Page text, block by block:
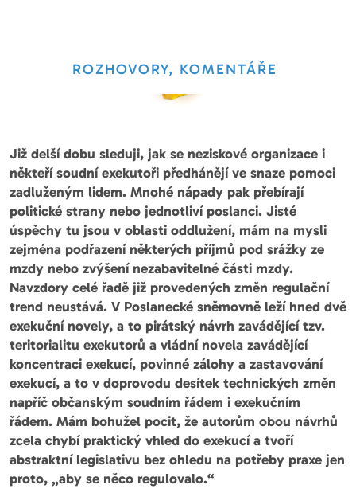
ROZHOVORY, KOMENTÁŘE
Již delší dobu sleduji, jak se neziskové organizace i
někteří soudní exekutoři předhánějí ve snaze pomoci
zadluženým lidem. Mnohé nápady pak přebírají
politické strany nebo jednotliví poslanci. Jisté
úspěchy tu jsou v oblasti oddlužení, mám na mysli
zejména podřazení některých příjmů pod srážky ze
mzdy nebo zvýšení nezabavitelné části mzdy.
Navzdory celé řadě již provedených změn regulační
trend neustává. V Poslanecké sněmovně leží hned dvě
exekuční novely, a to pirátský návrh zavádějící tzv.
teritorialitu exekutorů a vládní novela zavádějící
koncentraci exekucí, povinné zálohy a zastavování
exekucí, a to v doprovodu desítek technických změn
napříč občanským soudním řádem i exekučním
řádem. Mám bohužel pocit, že autorům obou návrhů
zcela chybí praktický vhled do exekucí a tvoří
abstraktní legislativu bez ohledu na potřeby praxe jen
proto, „aby se něco regulovalo.“